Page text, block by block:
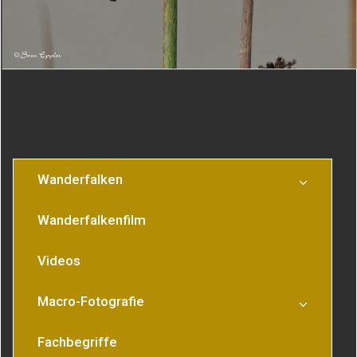
überm Wasser
Wanderfalken
Wanderfalkenfilm
Videos
Macro-Fotografie
Fachbegriffe